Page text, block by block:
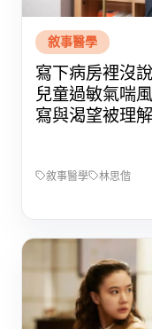
敘事醫學
寫下病房裡沒
兒童過敏氣喘
寫與渴望被理
敘事醫學 林思偕